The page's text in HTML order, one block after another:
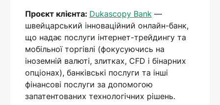
Проєкт клієнта: Dukascopy Bank—
швейцарський інноваційний онлайн-банк,
що надає послуги інтернет-трейдингу та
мобільної торгівлі (фокусуючись на
іноземній валюті, злитках, CFD і бінарних
опціонах), банківські послуги та інші
фінансові послуги за допомогою
запатентованих технологічних рішень.